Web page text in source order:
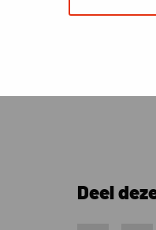
Deel